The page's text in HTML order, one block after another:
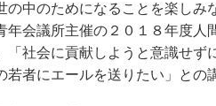
の中のためになることを楽し
年会議所主催の２０１８年度
「社会に貢献しようと意識せ
若者にエールを送りたい」との